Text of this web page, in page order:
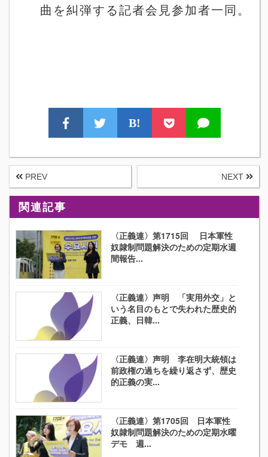
曲を糾弾する記者会見参加者一同。
B!
PREV NEXT
関連記事
〈正義連〉第1715回 日本軍性
奴隷制問題解決のための定期水週
間報告...
〈正義連〉声明 「実用外交」と
いう名目のもとで失われた歴史的
正義、日韓...
〈正義連〉声明 李在明大統領は
前政権の過ちを繰り返さず、歴史
的正義の実...
〈正義連〉第1705回 日本軍性
奴隷制問題解決のための定期水曜
デモ 週...